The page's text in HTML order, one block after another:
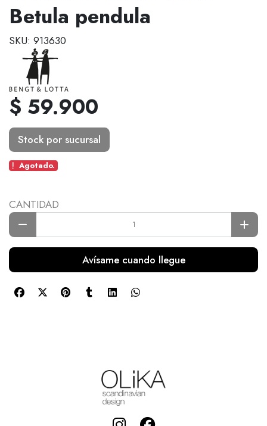
Betula pendula
SKU: 913630
$ 59.900
Stock por sucursal
Agotado.
CANTIDAD
Avísame cuando llegue